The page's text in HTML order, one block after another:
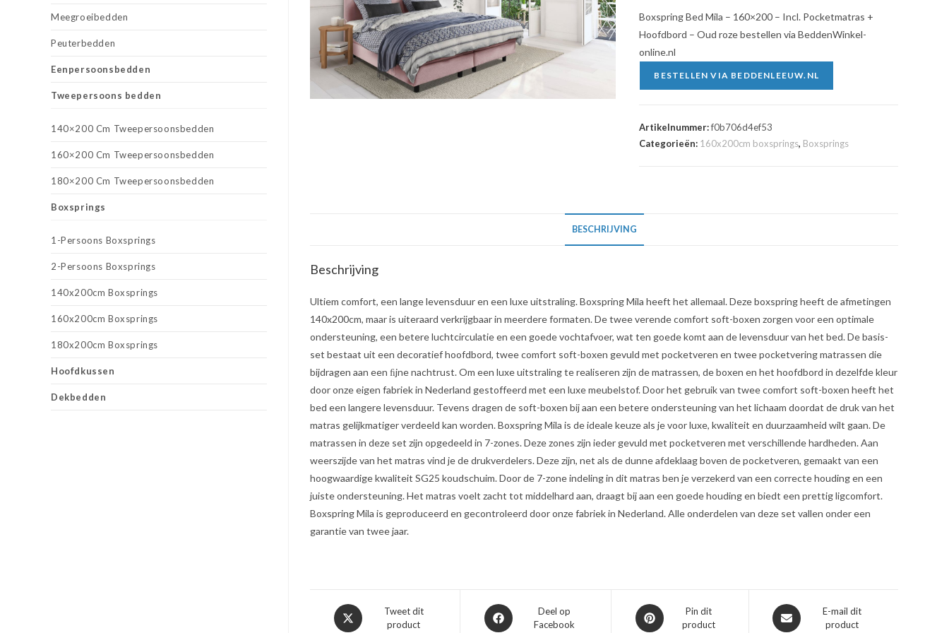
Boxspring Bed Mila – 160×200 – Incl. Pocketmatras +
Hoofdbord – Oud roze bestellen via BeddenWinkel-
online.nl
BESTELLEN VIA BEDDENLEEUW.NL
Artikelnummer:f0b706d4ef53
Categorieën: 160x200cm boxsprings, Boxsprings
BESCHRIJVING
Beschrijving
Ultiem comfort, een lange levensduur en een luxe uitstraling. Boxspring Mila heeft het allemaal. Deze boxspring heeft de afmetingen
140x200cm, maar is uiteraard verkrijgbaar in meerdere formaten. De twee verende comfort soft-boxen zorgen voor een optimale
ondersteuning, een betere luchtcirculatie en een goede vochtafvoer, wat ten goede komt aan de levensduur van het bed. De basis-
set bestaat uit een decoratief hoofdbord, twee comfort soft-boxen gevuld met pocketveren en twee pocketvering matrassen die
bijdragen aan een ﬁjne nachtrust. Om een luxe uitstraling te realiseren zijn de matrassen, de boxen en het hoofdbord in dezelfde kleur
door onze eigen fabriek in Nederland gestoffeerd met een luxe meubelstof. Door het gebruik van twee comfort soft-boxen heeft het
bed een langere levensduur. Tevens dragen de soft-boxen bij aan een betere ondersteuning van het lichaam doordat de druk van het
matras gelijkmatiger verdeeld kan worden. Boxspring Mila is de ideale keuze als je voor luxe, kwaliteit en duurzaamheid wilt gaan. De
matrassen in deze set zijn opgedeeld in 7-zones. Deze zones zijn ieder gevuld met pocketveren met verschillende hardheden. Aan
weerszijde van het matras vind je de drukverdelers. Deze zijn, net als de dunne afdeklaag boven de pocketveren, gemaakt van een
hoogwaardige kwaliteit SG25 koudschuim. Door de 7-zone indeling in dit matras ben je verzekerd van een correcte houding en een
juiste ondersteuning. Het matras voelt zacht tot middelhard aan, draagt bij aan een goede houding en biedt een prettig ligcomfort.
Boxspring Mila is geproduceerd en gecontroleerd door onze fabriek in Nederland. Alle onderdelen van deze set vallen onder een
garantie van twee jaar.
Opent
in
Tweet dit
product
Opent
in
Deel op
Facebook
Opent
in
Pin dit
product
Opent
in
E-mail dit
product
Meegroeibedden
Peuterbedden
Eenpersoonsbedden
Tweepersoons bedden
140×200 Cm Tweepersoonsbedden
160×200 Cm Tweepersoonsbedden
180×200 Cm Tweepersoonsbedden
Boxsprings
1-Persoons Boxsprings
2-Persoons Boxsprings
140x200cm Boxsprings
160x200cm Boxsprings
180x200cm Boxsprings
Hoofdkussen
Dekbedden